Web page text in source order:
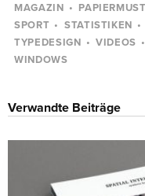
MAGAZIN
SPORT
STATISTIKEN
TYPEDESIGN
VIDEOS
WINDOWS
Verwandte Beiträge